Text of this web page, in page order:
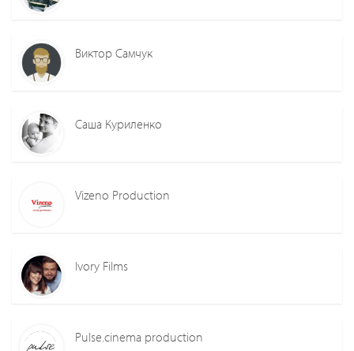
Виктор Самчук
Саша Куриленко
Vizeno Production
Ivory Films
Pulse.cinema production